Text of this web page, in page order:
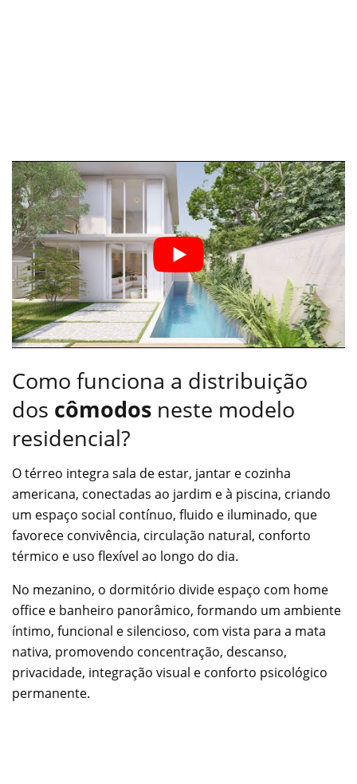
Como funciona a distribuição
dos cômodos neste modelo
residencial?
O térreo integra sala de estar, jantar e cozinha
americana, conectadas ao jardim e à piscina, criando
um espaço social contínuo, fluido e iluminado, que
favorece convivência, circulação natural, conforto
térmico e uso flexível ao longo do dia.
No mezanino, o dormitório divide espaço com home
office e banheiro panorâmico, formando um ambiente
íntimo, funcional e silencioso, com vista para a mata
nativa, promovendo concentração, descanso,
privacidade, integração visual e conforto psicológico
permanente.